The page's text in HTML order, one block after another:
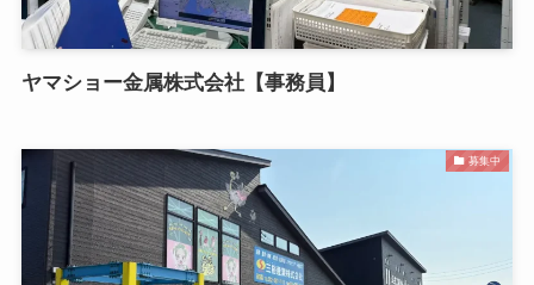
ヤマショー金属株式会社【事務員】
募集中